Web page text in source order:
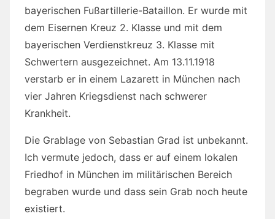
bayerischen Fußartillerie-Bataillon. Er wurde mit
dem Eisernen Kreuz 2. Klasse und mit dem
bayerischen Verdienstkreuz 3. Klasse mit
Schwertern ausgezeichnet. Am 13.11.1918
verstarb er in einem Lazarett in München nach
vier Jahren Kriegsdienst nach schwerer
Krankheit.
Die Grablage von Sebastian Grad ist unbekannt.
Ich vermute jedoch, dass er auf einem lokalen
Friedhof in München im militärischen Bereich
begraben wurde und dass sein Grab noch heute
existiert.